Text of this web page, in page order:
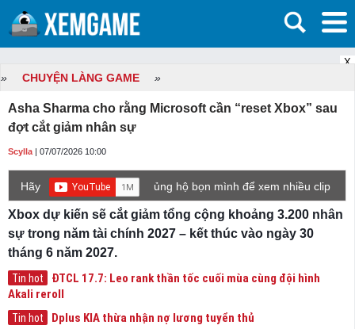
X
» CHUYỆN LÀNG GAME »
Asha Sharma cho rằng Microsoft cần “reset Xbox” sau
đợt cắt giảm nhân sự
Scylla | 07/07/2026 10:00
Hãy
ủng hộ bọn mình để xem nhiều clip
game mới hơn nhé!
Xbox dự kiến ​​sẽ cắt giảm tổng cộng khoảng 3.200 nhân
sự trong năm tài chính 2027 – kết thúc vào ngày 30
tháng 6 năm 2027.
Tin hot
ĐTCL 17.7: Leo rank thần tốc cuối mùa cùng đội hình
Akali reroll
Tin hot Dplus KIA thừa nhận nợ lương tuyển thủ